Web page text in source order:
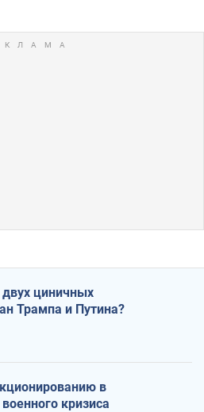
циничных
Трампа и Путина?
в
кризиса